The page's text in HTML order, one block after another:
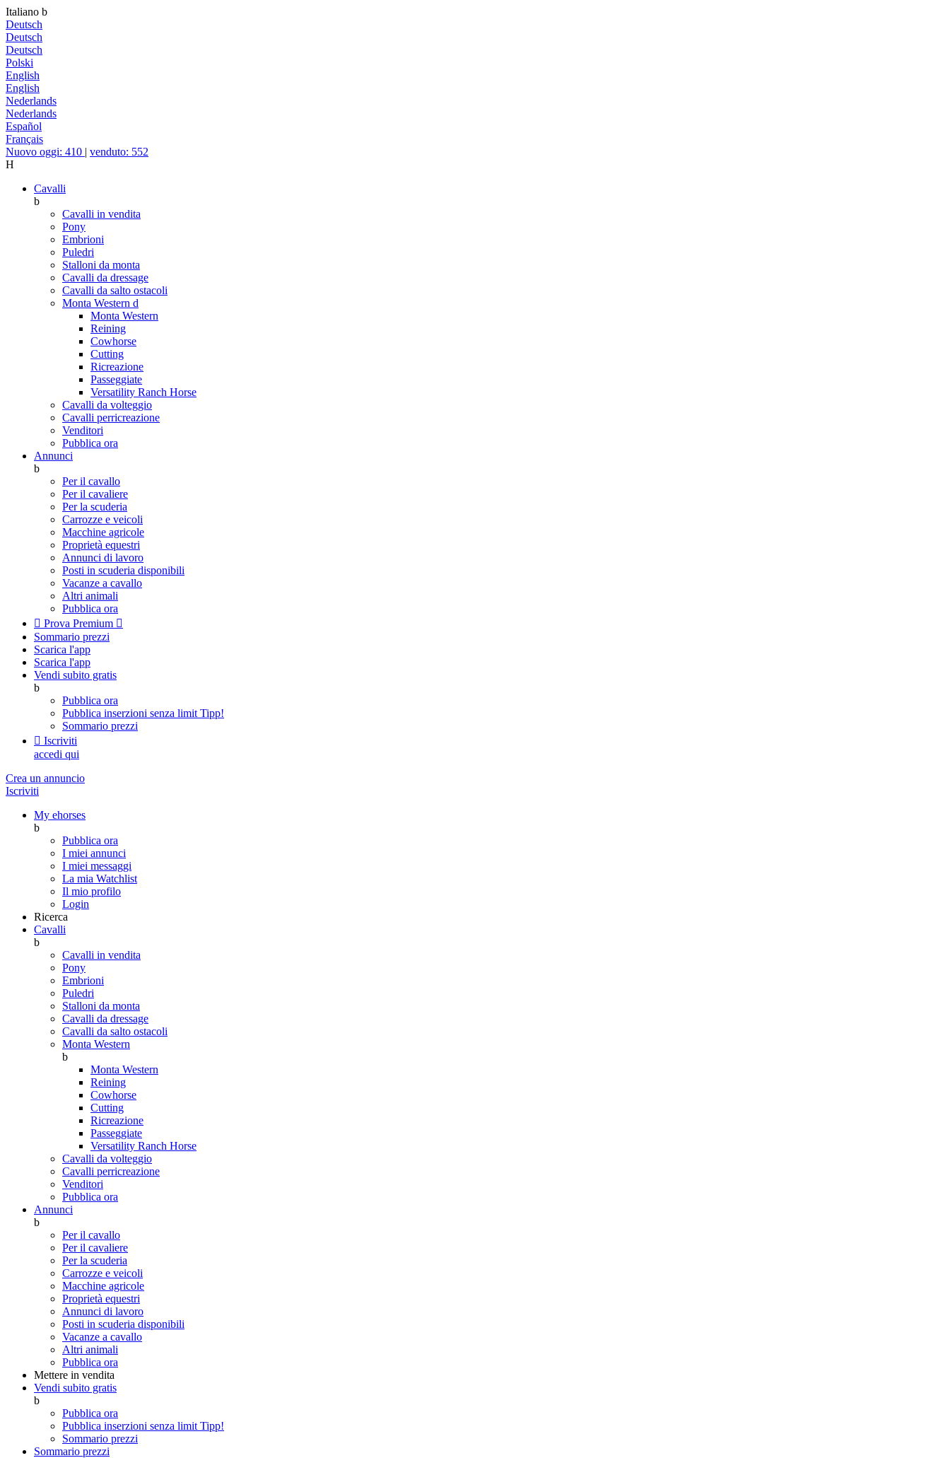
Italiano b
Deutsch
Deutsch
Deutsch
Polski
English
English
Nederlands
Nederlands
Español
Français
Nuovo oggi: 410 | venduto: 552
H
Cavalli
b
Cavalli in vendita
Pony
Embrioni
Puledri
Stalloni da monta
Cavalli da dressage
Cavalli da salto ostacoli
Monta Western d
Monta Western
Reining
Cowhorse
Cutting
Ricreazione
Passeggiate
Versatility Ranch Horse
Cavalli da volteggio
Cavalli perricreazione
Venditori
Pubblica ora
Annunci
b
Per il cavallo
Per il cavaliere
Per la scuderia
Carrozze e veicoli
Macchine agricole
Proprietà equestri
Annunci di lavoro
Posti in scuderia disponibili
Vacanze a cavallo
Altri animali
Pubblica ora
 Prova Premium 
Sommario prezzi
Scarica l'app
Scarica l'app
Vendi subito gratis
b
Pubblica ora
Pubblica inserzioni senza limit Tipp!
Sommario prezzi
 Iscriviti
accedi qui
Crea un annuncio
Iscriviti
My ehorses
b
Pubblica ora
I miei annunci
I miei messaggi
La mia Watchlist
Il mio profilo
Login
Ricerca
Cavalli
b
Cavalli in vendita
Pony
Embrioni
Puledri
Stalloni da monta
Cavalli da dressage
Cavalli da salto ostacoli
Monta Western
b
Monta Western
Reining
Cowhorse
Cutting
Ricreazione
Passeggiate
Versatility Ranch Horse
Cavalli da volteggio
Cavalli perricreazione
Venditori
Pubblica ora
Annunci
b
Per il cavallo
Per il cavaliere
Per la scuderia
Carrozze e veicoli
Macchine agricole
Proprietà equestri
Annunci di lavoro
Posti in scuderia disponibili
Vacanze a cavallo
Altri animali
Pubblica ora
Mettere in vendita
Vendi subito gratis
b
Pubblica ora
Pubblica inserzioni senza limit Tipp!
Sommario prezzi
Sommario prezzi